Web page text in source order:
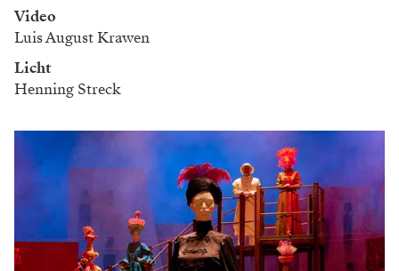
Video
Luis August Krawen
Licht
Henning Streck